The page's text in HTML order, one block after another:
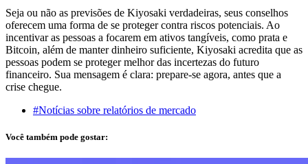
Seja ou não as previsões de Kiyosaki verdadeiras, seus conselhos
oferecem uma forma de se proteger contra riscos potenciais. Ao
incentivar as pessoas a focarem em ativos tangíveis, como prata e
Bitcoin, além de manter dinheiro suficiente, Kiyosaki acredita que as
pessoas podem se proteger melhor das incertezas do futuro
financeiro. Sua mensagem é clara: prepare-se agora, antes que a
crise chegue.
#Notícias sobre relatórios de mercado
Você também pode gostar: